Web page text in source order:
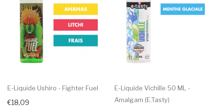
E-Liquide Ushiro - Fighter Fuel
€18,09
E-Liquide Vichille 50 ML -
Amalgam (E.Tasty)